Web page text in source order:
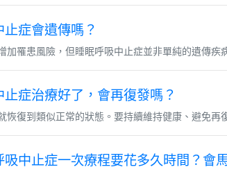
症會遺傳嗎？
加罹患風險，但睡眠呼吸中止症並非單純的遺傳疾
症治療好了，會再復發嗎？
恢復到類似正常的狀態。要持續維持健康、避免再
吸中止症一次療程要花多久時間？會